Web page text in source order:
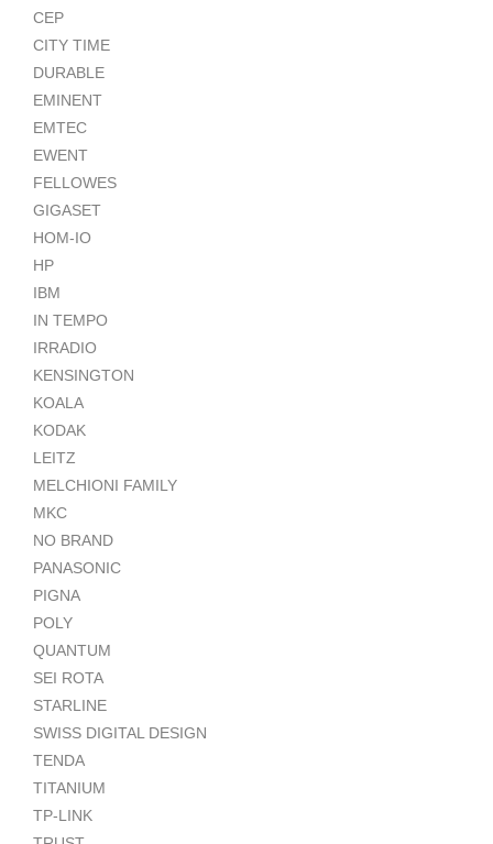
CEP
CITY TIME
DURABLE
EMINENT
EMTEC
EWENT
FELLOWES
GIGASET
HOM-IO
HP
IBM
IN TEMPO
IRRADIO
KENSINGTON
KOALA
KODAK
LEITZ
MELCHIONI FAMILY
MKC
NO BRAND
PANASONIC
PIGNA
POLY
QUANTUM
SEI ROTA
STARLINE
SWISS DIGITAL DESIGN
TENDA
TITANIUM
TP-LINK